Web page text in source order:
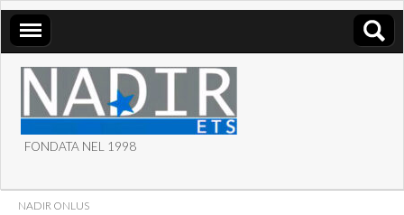
ASSOCIAZIONE NADIR
FONDATA NEL 1998
NADIR ONLUS